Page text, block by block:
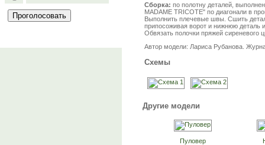
Сборка: по полотну деталей,
MADAME TRICOTE" по диагонали в
Выполнить плечевые швы. Сшить
припосоживая ворот и нижнюю деталь
Обвязать полочки пряжей сиреневого
Автор модели: Лариса Рубанова.
Схемы
Другие модели
Пуловер